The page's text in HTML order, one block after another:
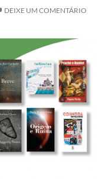
DEIXE UM COMENTÁRIO